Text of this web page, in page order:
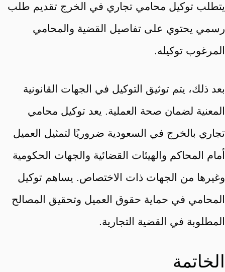
يتطلب توكيل محامي تجاري في الخرج تقديم طلب
رسمي يحتوي على تفاصيل القضية والمحامي
المرغوب توكيله.
بعد ذلك، يتم توثيق التوكيل في الجهات القانونية
المعنية لضمان صحة العملية. يعد توكيل محامي
تجاري بالخرج في السعودية ضروريًا لتمثيل العميل
أمام المحاكم والهيئات القضائية والجهات الحكومية
وغيرها من الجهات ذات الاختصاص. يساهم توكيل
المحامي في حماية حقوق العميل وتحقيق المصالح
المطلوبة في القضية التجارية.
الخاتمة